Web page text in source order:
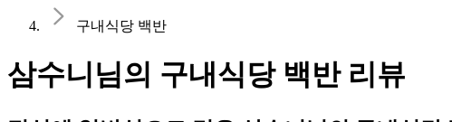
구내식당 백반
삼수니님의 구내식당 백반 리뷰